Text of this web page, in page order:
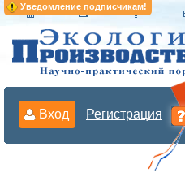
Уведомление подписчикам!
Вход Регистрация